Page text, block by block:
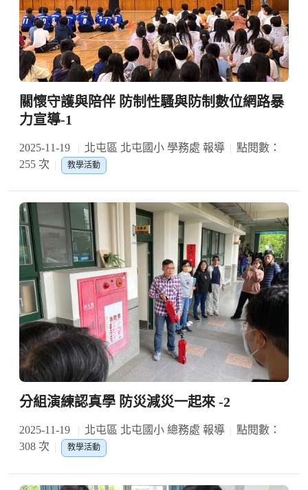
關懷守護與陪伴 防制性騷與防制數位網路暴
力宣導-1
2025-11-19 北屯區 北屯國小 學務處 報導
點閱數：
255 次
教學活動
分組演練認真學 防災減災一起來 -2
2025-11-19 北屯區 北屯國小 總務處 報導
點閱數：
308 次
教學活動